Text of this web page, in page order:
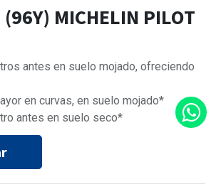
MICHELIN PILOT
antes en suelo mojado, ofreciendo
en curvas, en suelo mojado*
antes en suelo seco*